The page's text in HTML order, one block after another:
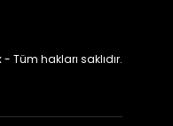
Tüm hakları saklıdır.